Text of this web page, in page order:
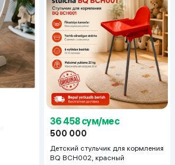
36 458 сум/мес
500 000
Детский стульчик для кормления
BQ BCH002, красный